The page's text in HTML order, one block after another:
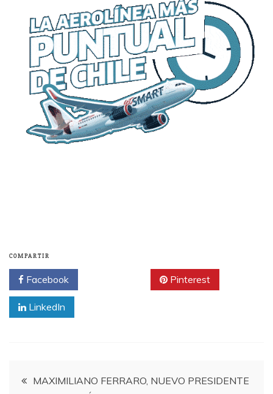
COMPARTIR
Facebook Pinterest
LinkedIn
Navegación
MAXIMILIANO FERRARO, NUEVO PRESIDENTE